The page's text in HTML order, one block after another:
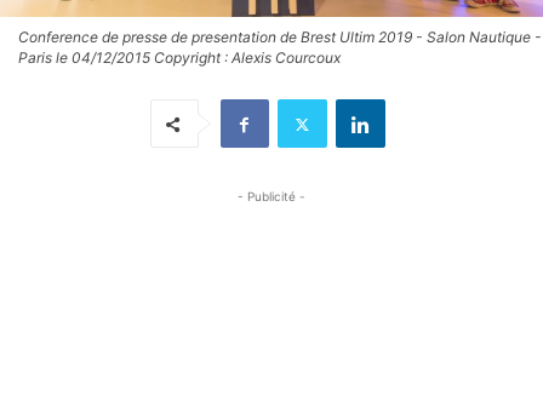
Conference de presse de presentation de Brest Ultim 2019 - Salon Nautique -
Paris le 04/12/2015 Copyright : Alexis Courcoux
- Publicité -